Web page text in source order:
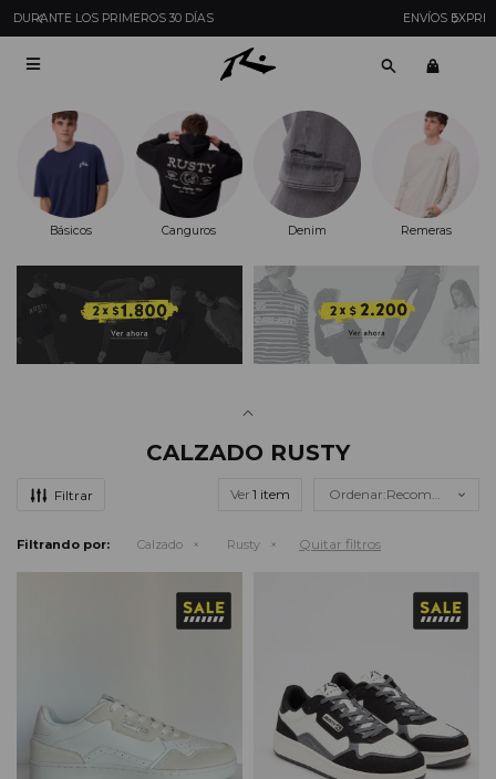
ENVÍOS EXPRESS EN MONTEVIDEO CON PEDIDOS YA

Básicos Canguros Denim Remeras
CALZADO RUSTY
Ver Recomendados
Filtrando por: Calzado Rusty Quitar filtros